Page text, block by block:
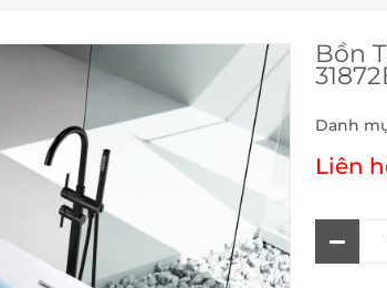
Bồn
Danh
Liên